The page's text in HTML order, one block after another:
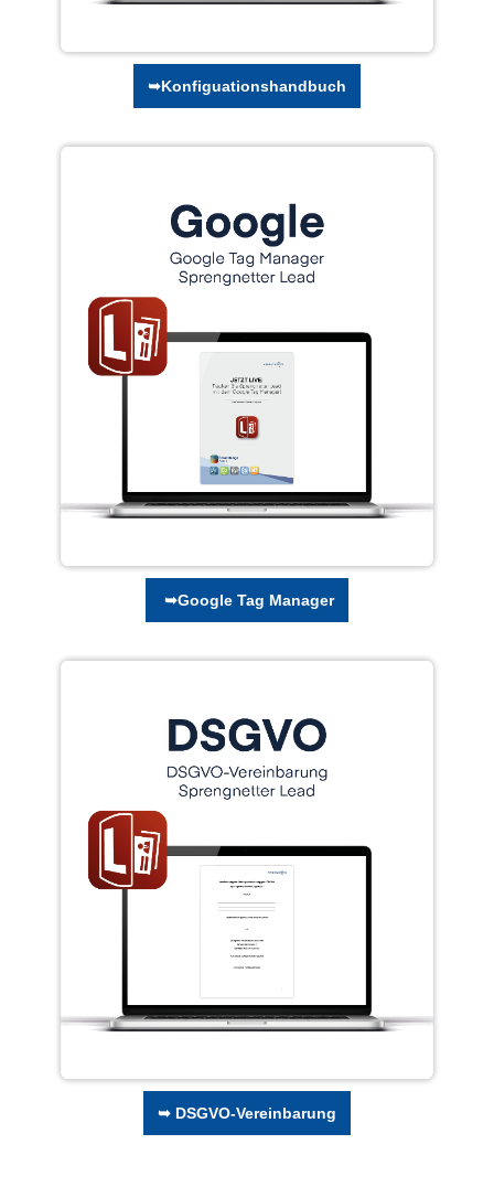
➥Konfiguationshandbuch
➥Google Tag Manager
➥ DSGVO-Vereinbarung